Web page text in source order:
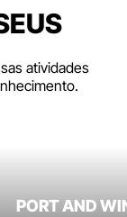
atividades
PORT AND